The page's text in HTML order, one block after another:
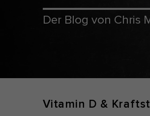
Der Blog von Chris
Vitamin D &